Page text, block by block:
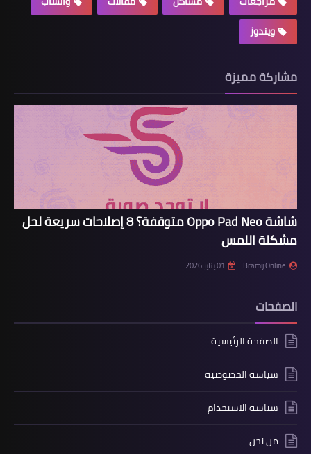
ويندوز
مشاركة مميزة
شاشة Oppo Pad Neo متوقفة؟ 8 إصلاحات سريعة لحل
مشكلة اللمس
Bramij Online 01 يناير 2026
الصفحات
الصفحة الرئيسية
سياسة الخصوصية
سياسة الاستخدام
من نحن